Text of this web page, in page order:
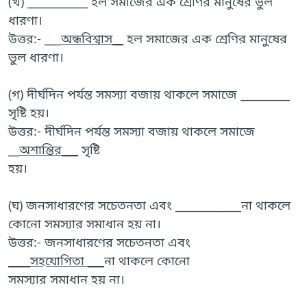
ধারণা।
উত্তর:- ___অন্ধবিশ্বাস__
হল সমাজের এক শ্রেণির মানুষের
ভুল ধারণা।
(গ) দীর্ঘদিন পর্যন্ত সমস্যা বজায় থাকলে সমাজে _________
সৃষ্টি হয়।
উত্তর:- দীর্ঘদিন পর্যন্ত সমস্যা বজায় থাকলে সমাজে
__অশান্তির___
সৃষ্টি
হয়।
(ঘ) জনসাধারণের সচেতনতা এবং ____________না থাকলে
কোনো সমস্যার সমাধান হয় না।
উত্তর:- জনসাধারণের সচেতনতা এবং
____সহযোগিতা ___না থাকলে কোনো
সমস্যার সমাধান হয় না।